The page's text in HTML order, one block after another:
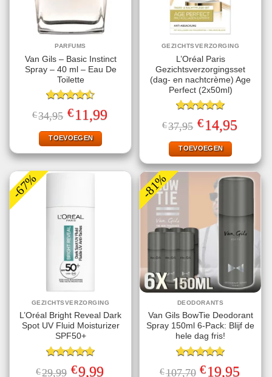
PARFUMS
Van Gils – Basic Instinct
Spray – 40 ml – Eau De
Toilette
Gewaardeerd
4.50uit 5
€34,95 Oorspronkelijke
prijs
was:
€34,95.
€11,99Huidige
prijs
TOEVOEGEN
GEZICHTSVERZORGING
L’Oréal Paris
Gezichtsverzorgingsset
(dag- en nachtcrème) Age
Perfect (2x50ml)
Gewaardeerd
5.00uit 5
€37,95 Oorspronkelijke
prijs
was:
€37,95.
€14,95prijs
TOEVOEGEN
-67%
GEZICHTSVERZORGING
L’Oréal Bright Reveal Dark
Spot UV Fluid Moisturizer
SPF50+
Gewaardeerd
5.00uit 5
€29,99 Oorspronkelijke
€9,99Huidige
-81%
DEODORANTS
Van Gils BowTie Deodorant
Spray 150ml 6-Pack: Blijf de
hele dag fris!
Gewaardeerd
5.00uit 5
€107,70 Oorspronkelijke
€19,95